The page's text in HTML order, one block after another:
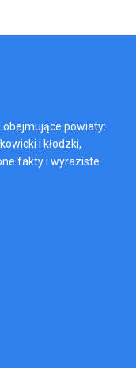
powiaty:
i kłodzki,
fakty i wyraziste